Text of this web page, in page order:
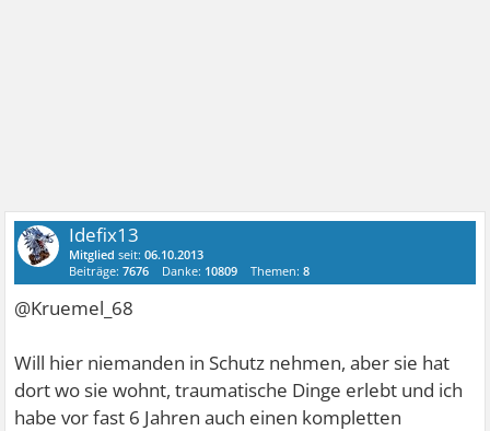
Idefix13
Mitglied seit:06.10.2013
Beiträge:7676 Danke: 10809 Themen:8
@Kruemel_68
Will hier niemanden in Schutz nehmen, aber sie hat
dort wo sie wohnt, traumatische Dinge erlebt und ich
habe vor fast 6 Jahren auch einen kompletten